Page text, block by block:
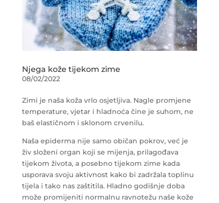
Njega kože tijekom zime
08/02/2022
Zimi je naša koža vrlo osjetljiva. Nagle promjene
temperature, vjetar i hladnoća čine je suhom, ne
baš elastičnom i sklonom crvenilu.
Naša epiderma nije samo običan pokrov, već je
živ složeni organ koji se mijenja, prilagođava
tijekom života, a posebno tijekom zime kada
usporava svoju aktivnost kako bi zadržala toplinu
tijela i tako nas zaštitila. Hladno godišnje doba
može promijeniti normalnu ravnotežu naše kože